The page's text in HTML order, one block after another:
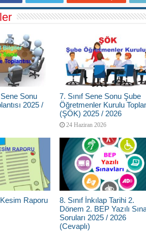
Sonu
2025 /
7. Sınıf Sene Sonu Şube
Öğretmenler Kurulu
(ŞÖK) 2025 / 2026
24 Haziran 2026
Raporu
8. Sınıf İnkılap Tarihi 2.
Dönem 2. BEP Yazılı
Soruları 2025 / 2026
(Cevaplı)